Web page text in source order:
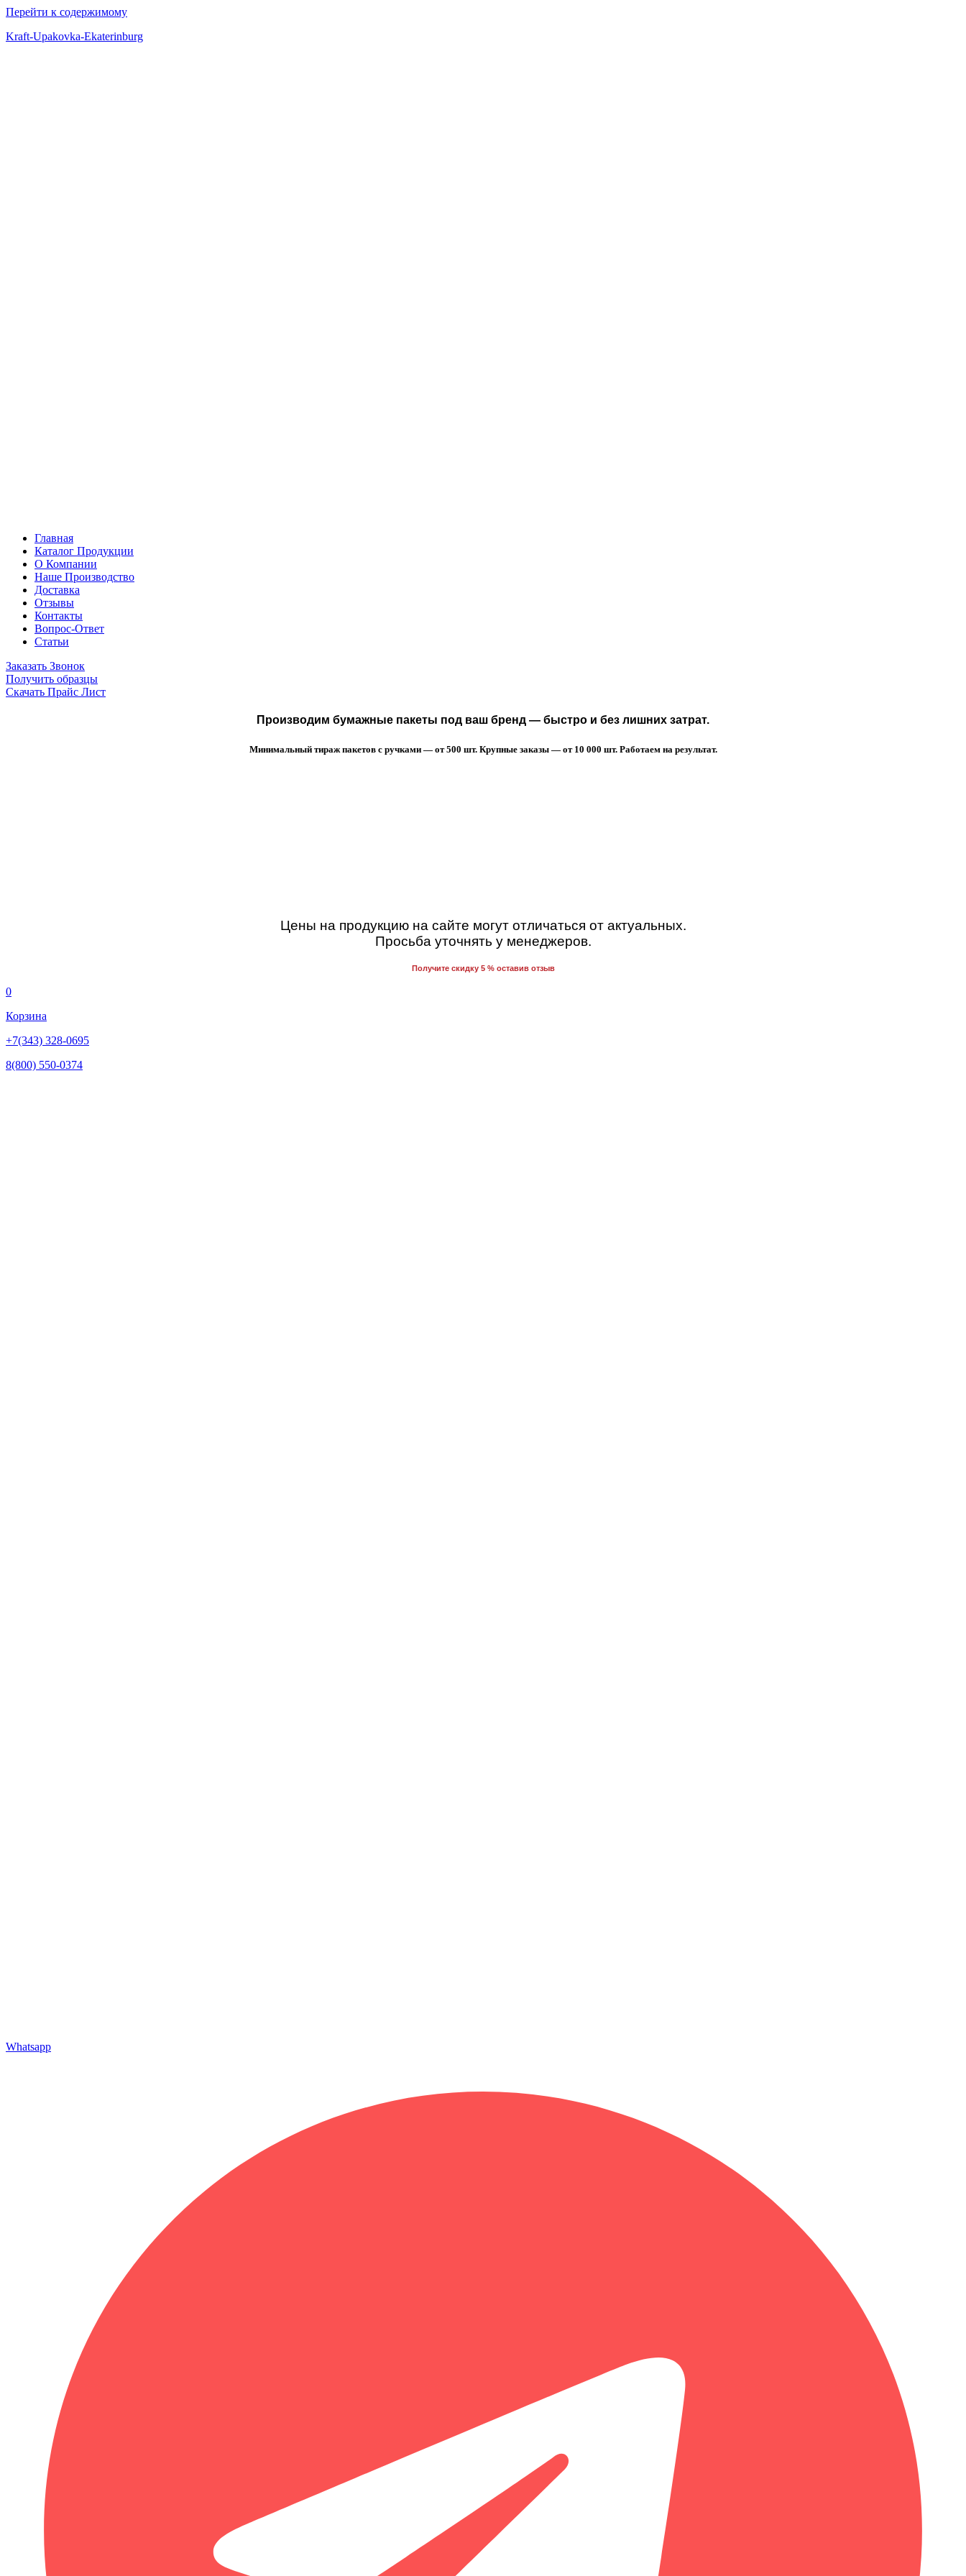
Перейти к содержимому
Kraft-Upakovka-Ekaterinburg
Главная
Каталог Продукции
О Компании
Наше Производство
Доставка
Отзывы
Контакты
Вопрос-Ответ
Статьи
Заказать Звонок
Получить образцы
Скачать Прайс Лист
Производим бумажные пакеты под ваш бренд — быстро и без лишних затрат.
Минимальный тираж пакетов с ручками — от 500 шт. Крупные заказы — от 10 000 шт. Работаем на результат.
Цены на продукцию на сайте могут отличаться от актуальных.
Просьба уточнять у менеджеров.
Получите скидку 5 % оставив отзыв
0
Корзина
+7(343) 328-0695
8(800) 550-0374
Whatsapp